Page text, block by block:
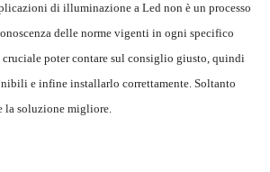
di illuminazione a Led non è un processo
delle norme vigenti in ogni specifico
poter contare sul consiglio giusto, quindi
e infine installarlo correttamente. Soltanto
la soluzione migliore.